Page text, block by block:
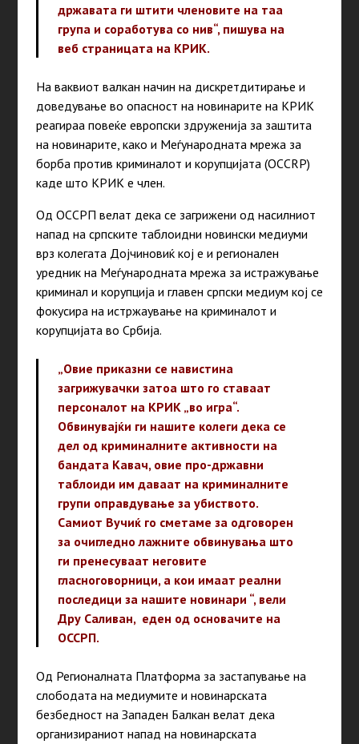
државата ги штити членовите на таа
група и соработува со нив“, пишува на
веб страницата на КРИК.
На ваквиот валкан начин на дискретдитирање и
доведување во опасност на новинарите на КРИК
реагираа повеќе европски здруженија за заштита
на новинарите, како и Меѓународната мрежа за
борба против криминалот и корупцијата (OCCRP)
каде што КРИК е член.
Од ОССРП велат дека се загрижени од насилниот
напад на српските таблоидни новински медиуми
врз колегата Дојчиновиќ кој е и регионален
уредник на Меѓународната мрежа за истражување
криминал и корупција и главен српски медиум кој се
фокусира на истржаување на криминалот и
корупцијата во Србија.
„Овие приказни се навистина
загрижувачки затоа што го ставаат
персоналот на КРИК „во игра“.
Обвинувајќи ги нашите колеги дека се
дел од криминалните активности на
бандата Кавач, овие про-државни
таблоиди им даваат на криминалните
групи оправдување за убиството.
Самиот Вучиќ го сметаме за одговорен
за очигледно лажните обвинувања што
ги пренесуваат неговите
гласноговорници, а кои имаат реални
последици за нашите новинари “, вели
Дру Саливан, еден од основачите на
ОССРП.
Од Регионалната Платформа за застапување на
слободата на медиумите и новинарската
безбедност на Западен Балкан велат дека
организираниот напад на новинарската